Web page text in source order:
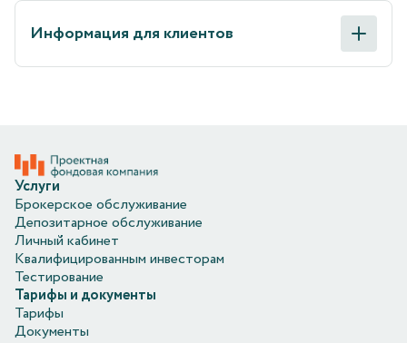
Информация для клиентов
Услуги
Брокерское обслуживание
Депозитарное обслуживание
Личный кабинет
Квалифицированным инвесторам
Тестирование
Тарифы и документы
Тарифы
Документы